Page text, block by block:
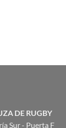
DE RUGBY
Sur - Puerta F